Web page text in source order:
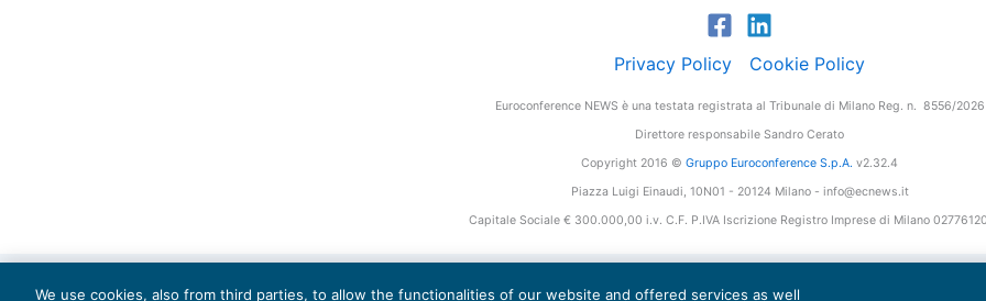
Privacy Policy Cookie Policy
Euroconference NEWS è una testata registrata al Tribunale di Milano Reg. n. 8556/2026
Direttore responsabile Sandro Cerato
Copyright 2016 © Gruppo Euroconference S.p.A. v2.32.4
Piazza Luigi Einaudi, 10N01 - 20124 Milano - info@ecnews.it
Capitale Sociale € 300.000,00 i.v. C.F. P.IVA Iscrizione Registro Imprese di Milano
We use cookies, also from third parties, to allow the functionalities of our website and offered services as well